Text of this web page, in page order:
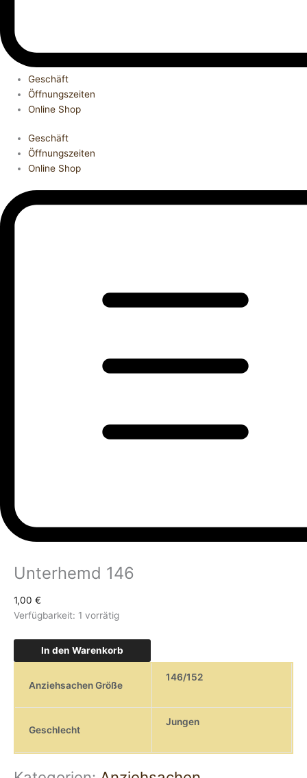
Geschäft
Öffnungszeiten
Online Shop
Geschäft
Öffnungszeiten
Online Shop
Unterhemd 146
1,00 €
Verfügbarkeit: 1 vorrätig
In den Warenkorb
Anziehsachen Größe
146/152
Geschlecht
Jungen